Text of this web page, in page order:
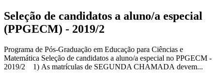
Seleção de candidatos a aluno/a especial
(PPGECM) - 2019/2
Programa de Pós-Graduação em Educação para Ciências e
Matemática Seleção de candidatos a aluno/a especial no PPGECM -
2019/2 1) As matrículas de SEGUNDA CHAMADA devem...